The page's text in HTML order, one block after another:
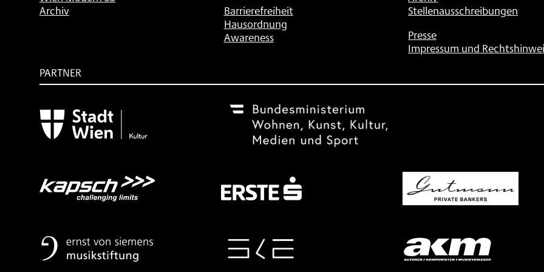
Archiv
Barrierefreiheit
Hausordnung
Awareness
Stellenausschreibungen
Presse
Impressum und
PARTNER
freundlicher
Unterstützung
von